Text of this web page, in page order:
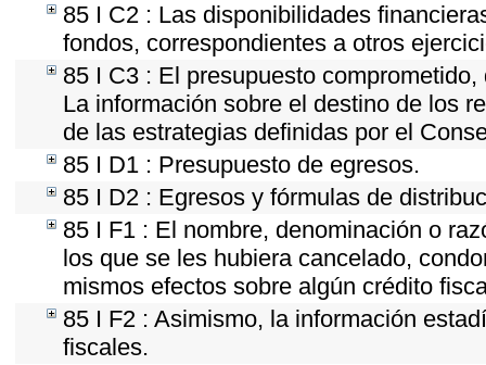
85 I C2 : Las disponibilidades
fondos, correspondientes a otros
85 I C3 : El presupuesto
La información sobre el destino de los
de las estrategias definidas por el
85 I D1 : Presupuesto de egresos.
85 I D2 : Egresos y fórmulas de
85 I F1 : El nombre, denominación o
los que se les hubiera cancelado,
mismos efectos sobre algún crédito
85 I F2 : Asimismo, la información
fiscales.